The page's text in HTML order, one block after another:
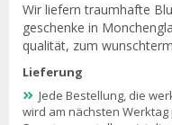
Wir liefern traumhafte
geschenke in
qualität, zum
Lieferung
Jede Bestellung, die
wird am nächsten